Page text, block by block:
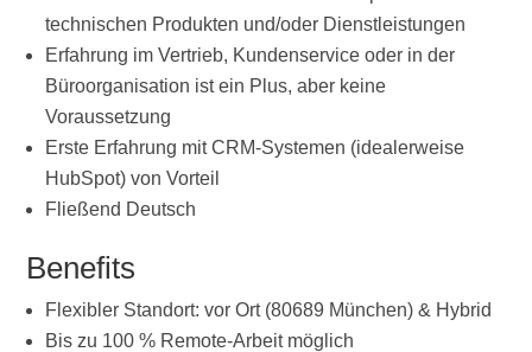
technischen Produkten und/oder Dienstleistungen
Erfahrung im Vertrieb, Kundenservice oder in der
Büroorganisation ist ein Plus, aber keine
Voraussetzung
Erste Erfahrung mit CRM-Systemen (idealerweise
HubSpot) von Vorteil
Fließend Deutsch
Benefits
Flexibler Standort: vor Ort (80689 München) & Hybrid
Bis zu 100 % Remote-Arbeit möglich